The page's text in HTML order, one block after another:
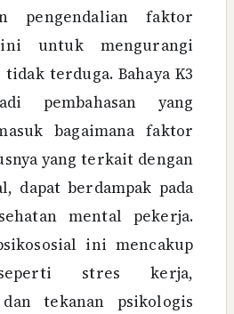
pengendalian faktor
untuk mengurangi
terduga. Bahaya K3
pembahasan yang
bagaimana faktor
yang terkait dengan
dapat berdampak pada
mental pekerja.
ini mencakup
seperti stres kerja,
tekanan psikologis